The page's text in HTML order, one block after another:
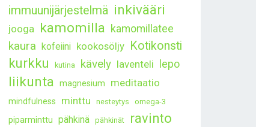
immuunijärjestelmä inkivääri
jooga kamomilla kamomillatee
kaura kofeiini kookosöljy Kotikonsti
kurkku kutina kävely laventeli lepo
liikunta magnesium meditaatio
mindfulness minttu nesteytys omega-3
piparminttu pähkinä pähkinät ravinto